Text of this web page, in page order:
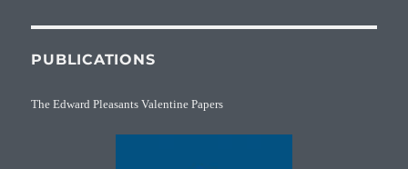
PUBLICATIONS
The Edward Pleasants Valentine Papers